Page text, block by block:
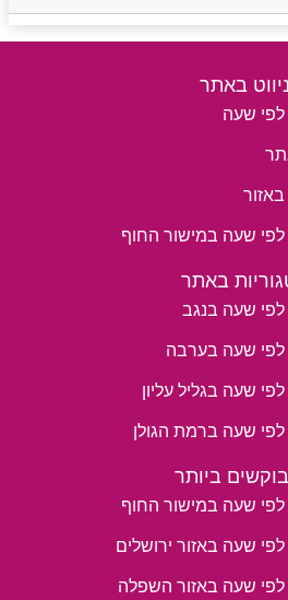
ניווט באתר
שעה
שעה במישור החוף
באתר
שעה בנגב
לפי שעה בערבה
שעה בגליל עליון
שעה ברמת הגולן
ביותר
שעה במישור החוף
שעה באזור ירושלים
שעה באזור השפלה